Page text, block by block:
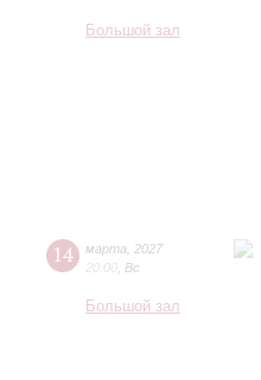
Большой зал
14 марта
2027
20:00 Вс
Большой зал